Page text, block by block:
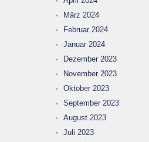
März 2024
Februar 2024
Januar 2024
Dezember 2023
November 2023
Oktober 2023
September 2023
August 2023
Juli 2023